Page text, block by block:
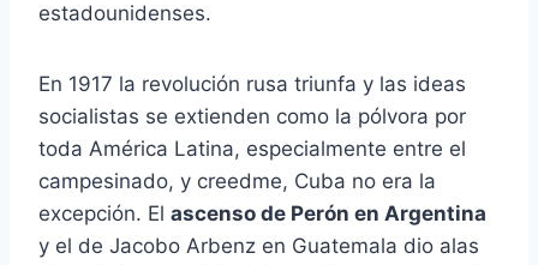
estadounidenses.
En 1917 la revolución rusa triunfa y las ideas
socialistas se extienden como la pólvora por
toda América Latina, especialmente entre el
campesinado, y creedme, Cuba no era la
excepción. El ascenso de Perón en Argentina
y el de Jacobo Arbenz en Guatemala dio alas